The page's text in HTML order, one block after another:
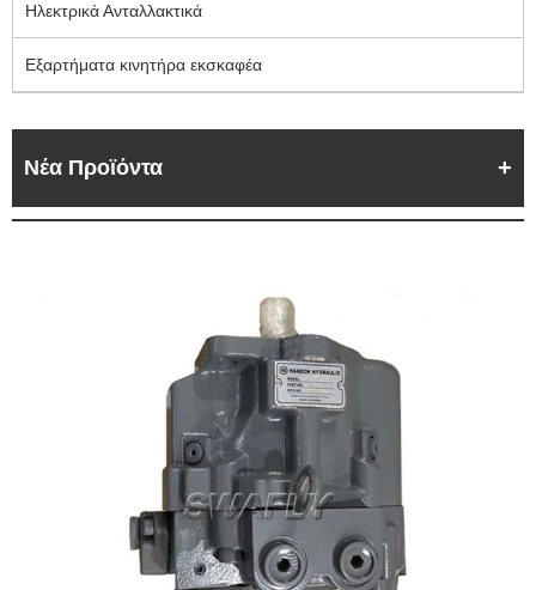
Ηλεκτρικά Ανταλλακτικά
Εξαρτήματα κινητήρα εκσκαφέα
Νέα Προϊόντα